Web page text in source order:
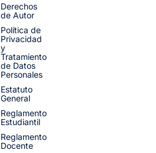
Derechos
de Autor
Política de
Privacidad
y
Tratamiento
de Datos
Personales
Estatuto
General
Reglamento
Estudiantil
Reglamento
Docente